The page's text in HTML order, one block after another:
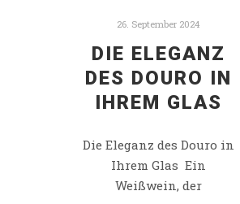
26. September 2024
DIE ELEGANZ
DES DOURO IN
IHREM GLAS
Die Eleganz des Douro in
Ihrem Glas Ein
Weißwein, der